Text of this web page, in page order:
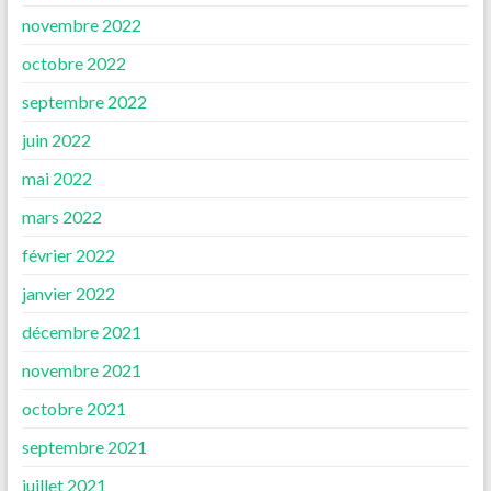
novembre 2022
octobre 2022
septembre 2022
juin 2022
mai 2022
mars 2022
février 2022
janvier 2022
décembre 2021
novembre 2021
octobre 2021
septembre 2021
juillet 2021